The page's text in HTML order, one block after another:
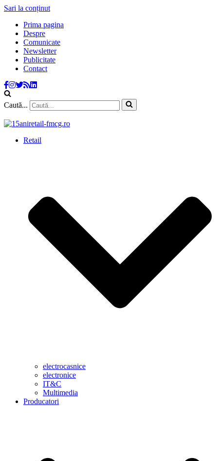
Sari la conținut
Prima pagina
Despre
Comunicate
Newsletter
Publicitate
Contact
Caută...
Retail
electrocasnice
electronice
IT&C
Multimedia
Producatori